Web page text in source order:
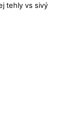
tehly vs sivý